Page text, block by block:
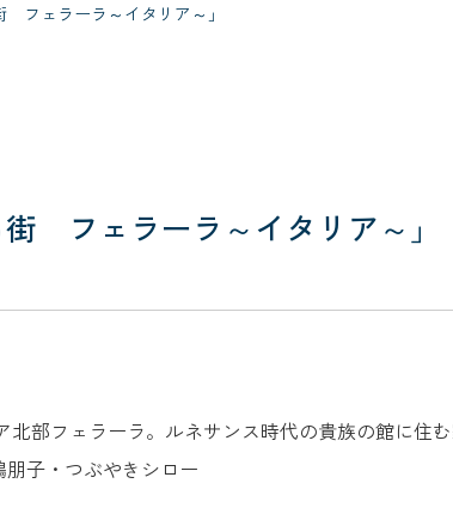
フェラーラ～イタリア～」
フェラーラ～イタリア～」
北部フェラーラ。ルネサンス時代の貴族の館に住
子・つぶやきシロー